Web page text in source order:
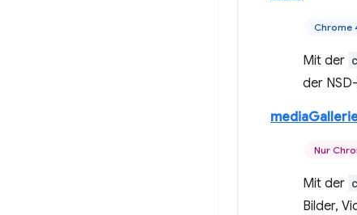
Chrome
Mit der
der
Nur
Mit der
Bilder,